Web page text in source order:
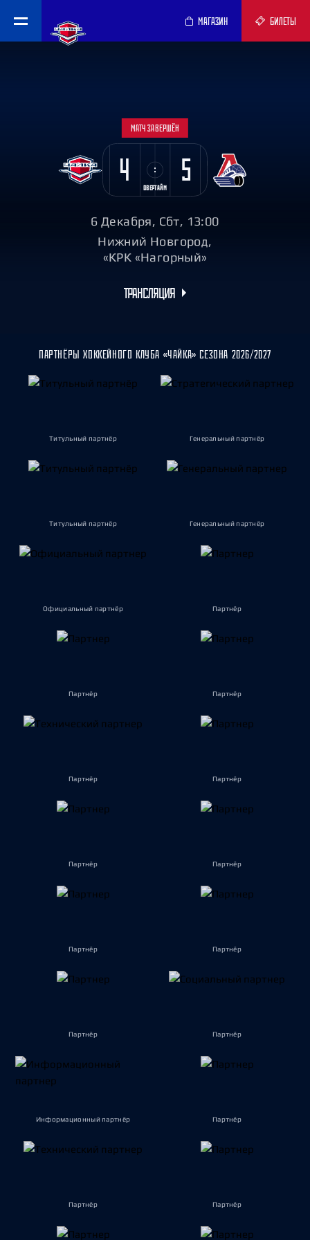
МАГАЗИН БИЛЕТЫ
МАТЧ ЗАВЕРШЁН
4 5
ОВЕРТАЙМ
6 Декабря, Сбт, 13:00
Нижний Новгород,
«КРК «Нагорный»
ТРАНСЛЯЦИЯ
ПАРТНЁРЫ ХОККЕЙНОГО КЛУБА «ЧАЙКА» СЕЗОНА 2026/2027
Титульный партнёр Генеральный партнёр
Титульный партнёр Генеральный партнёр
Официальный партнёр Партнёр
Партнёр Партнёр
Партнёр Партнёр
Партнёр Партнёр
Партнёр Партнёр
Партнёр Партнёр
Информационный партнёр Партнёр
Партнёр Партнёр